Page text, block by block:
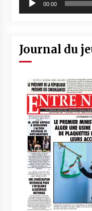
00:00
Journal du